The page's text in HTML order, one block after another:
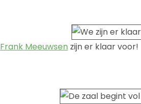
Frank Meeuwsen zijn er klaar voor!